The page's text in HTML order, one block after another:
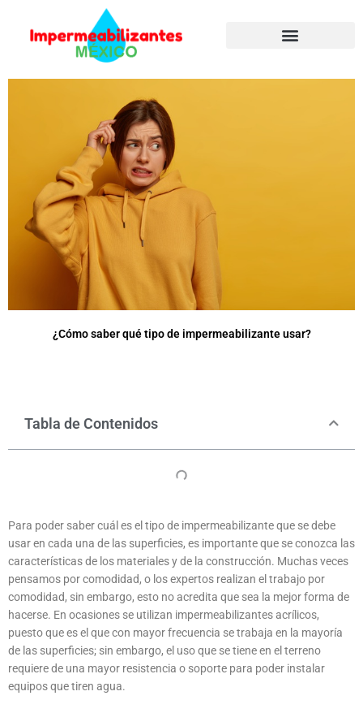
contenido
¿Cómo saber qué tipo de impermeabilizante usar?
Tabla de Contenidos
Para poder saber cuál es el tipo de impermeabilizante que se debe
usar en cada una de las superficies, es importante que se conozca las
características de los materiales y de la construcción. Muchas veces
pensamos por comodidad, o los expertos realizan el trabajo por
comodidad, sin embargo, esto no acredita que sea la mejor forma de
hacerse. En ocasiones se utilizan impermeabilizantes acrílicos,
puesto que es el que con mayor frecuencia se trabaja en la mayoría
de las superficies; sin embargo, el uso que se tiene en el terreno
requiere de una mayor resistencia o soporte para poder instalar
equipos que tiren agua.